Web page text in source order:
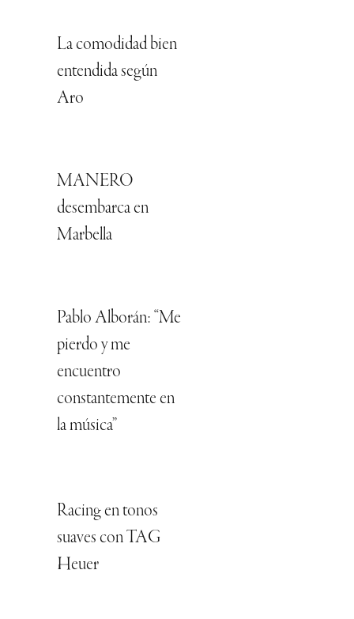
La comodidad bien
entendida según
Aro
MANERO
desembarca en
Marbella
Pablo Alborán: “Me
pierdo y me
encuentro
constantemente en
la música”
Racing en tonos
suaves con TAG
Heuer